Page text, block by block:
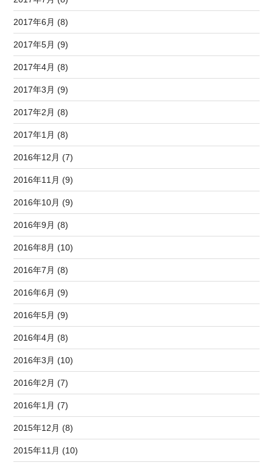
2017年6月 (8)
2017年5月 (9)
2017年4月 (8)
2017年3月 (9)
2017年2月 (8)
2017年1月 (8)
2016年12月 (7)
2016年11月 (9)
2016年10月 (9)
2016年9月 (8)
2016年8月 (10)
2016年7月 (8)
2016年6月 (9)
2016年5月 (9)
2016年4月 (8)
2016年3月 (10)
2016年2月 (7)
2016年1月 (7)
2015年12月 (8)
2015年11月 (10)